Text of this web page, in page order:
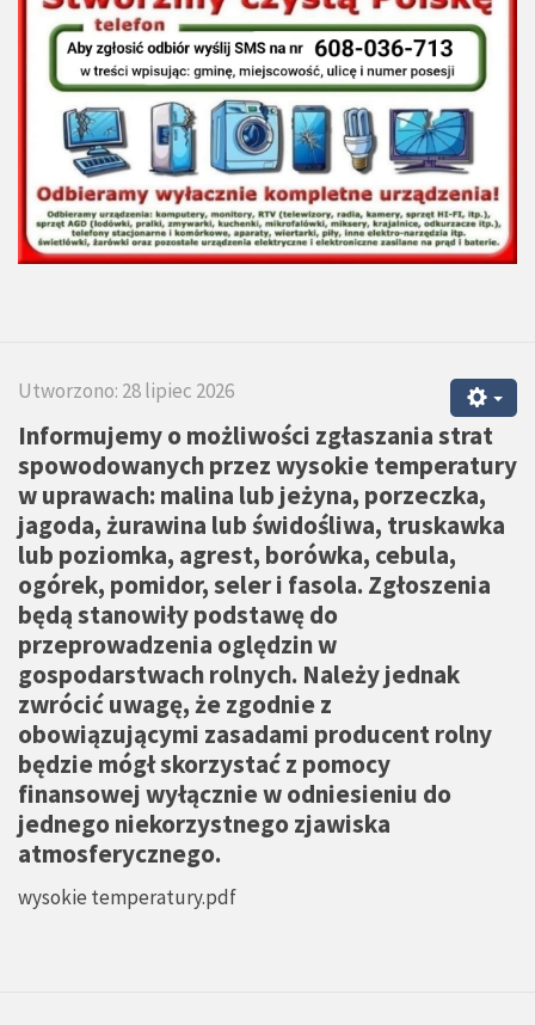
Utworzono: 28 lipiec 2026
Informujemy o możliwości zgłaszania strat
spowodowanych przez wysokie temperatury
w uprawach: malina lub jeżyna, porzeczka,
jagoda, żurawina lub świdośliwa, truskawka
lub poziomka, agrest, borówka, cebula,
ogórek, pomidor, seler i fasola. Zgłoszenia
będą stanowiły podstawę do
przeprowadzenia oględzin w
gospodarstwach rolnych. Należy jednak
zwrócić uwagę, że zgodnie z
obowiązującymi zasadami producent rolny
będzie mógł skorzystać z pomocy
finansowej wyłącznie w odniesieniu do
jednego niekorzystnego zjawiska
atmosferycznego.
wysokie temperatury.pdf